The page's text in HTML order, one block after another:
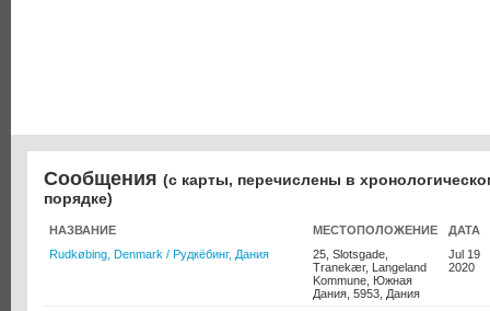
Сообщения (с карты, перечислены в
порядке)
НАЗВАНИЕ МЕСТОПОЛОЖЕНИЕ
ДАТА
Rudkøbing, Denmark / Рудкёбинг, Дания
25, Slotsgade,
Tranekær, Langeland
Kommune, Южная
Дания, 5953, Дания
Jul 19
2020